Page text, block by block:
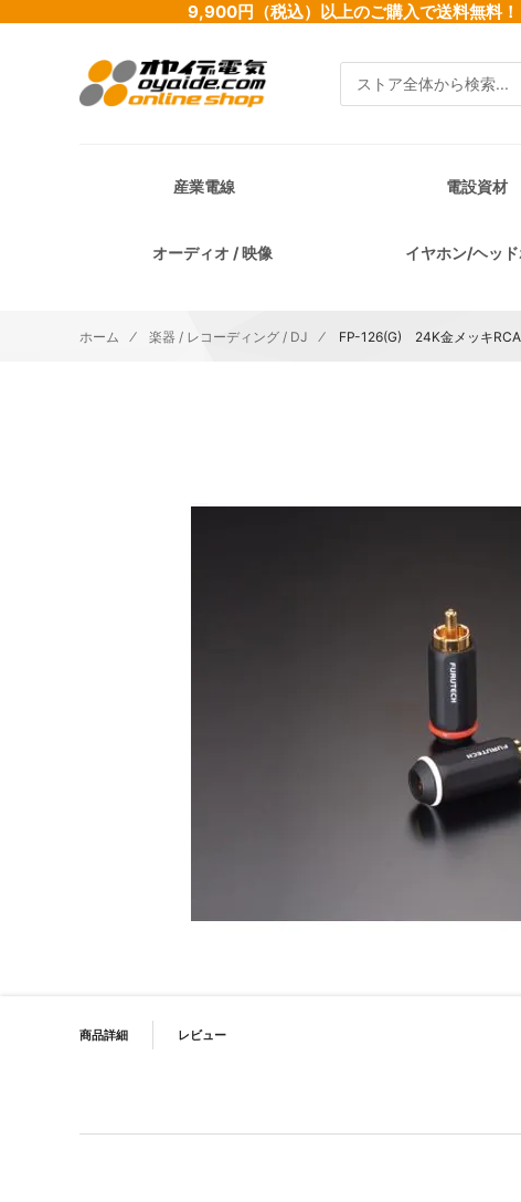
9,900円（税込）以上のご購入で送料無
検索
産業電線 電設資材
オーディオ / 映像 イヤホン/ヘッ
ホーム 楽器 / レコーディング / DJ FP-126(G) 24K金メッキRCA
商品詳細 レビュー